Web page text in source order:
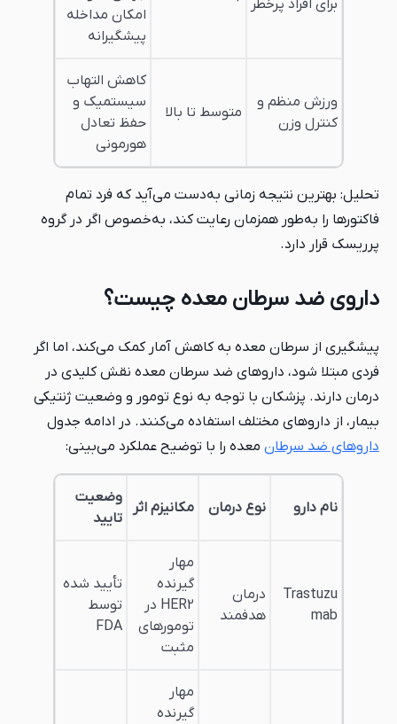
برای افراد پرخطر
امکان مداخله
پیشگیرانه
ورزش منظم و
کنترل وزن
متوسط تا بالا
کاهش التهاب
سیستمیک و
حفظ تعادل
هورمونی
تحلیل: بهترین نتیجه زمانی به‌دست می‌آید که فرد تمام
فاکتورها را به‌طور همزمان رعایت کند، به‌خصوص اگر در گروه
پرریسک قرار دارد.
داروی ضد سرطان معده چیست؟
پیشگیری از سرطان معده به کاهش آمار کمک می‌کند، اما اگر
فردی مبتلا شود، داروهای ضد سرطان معده نقش کلیدی در
درمان دارند. پزشکان با توجه به نوع تومور و وضعیت ژنتیکی
بیمار، از داروهای مختلف استفاده می‌کنند. در ادامه جدول
داروهای ضد سرطان معده را با توضیح عملکرد می‌بینی:
نام دارو نوع درمان مکانیزم اثر
وضعیت
تایید
Trastuzu
mab
درمان
هدفمند
مهار
گیرنده
HER2 در
تومورهای
مثبت
تأیید شده
توسط
FDA
مهار
گیرنده